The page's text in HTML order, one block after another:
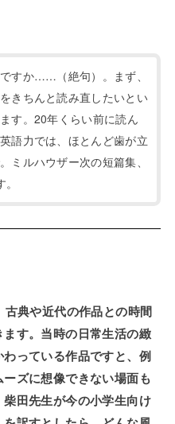
すか……（絶句）。まず、
きちんと読み直したいとい
す。20年くらい前に読ん
語力では、ほとんど歯が立
ミルハウザー次の短篇集、
典や近代の作品との時間
す。当時の日常生活の緻
っている作品ですと、例
ズに想像できない場面も
田先生が今の小学生向け